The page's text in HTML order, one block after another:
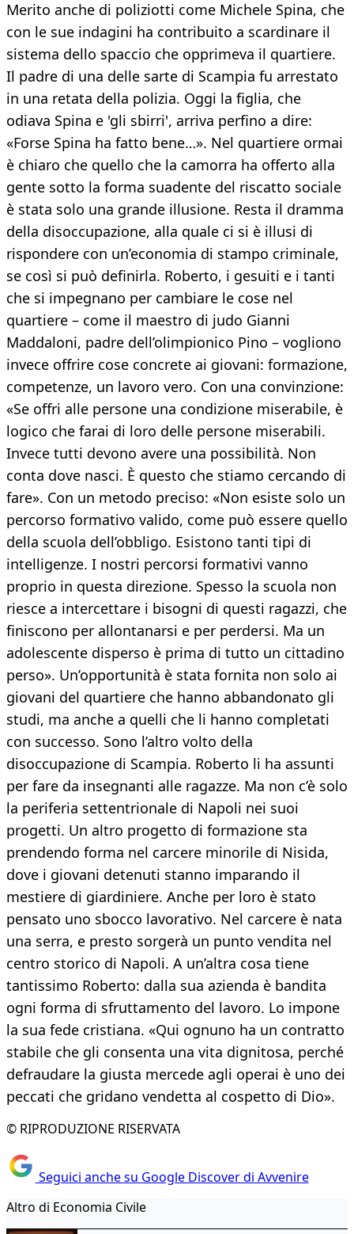
Merito anche di poliziotti come Michele Spina, che
con le sue indagini ha contribuito a scardinare il
sistema dello spaccio che opprimeva il quartiere.
Il padre di una delle sarte di Scampia fu arrestato
in una retata della polizia. Oggi la figlia, che
odiava Spina e 'gli sbirri', arriva perfino a dire:
«Forse Spina ha fatto bene…». Nel quartiere ormai
è chiaro che quello che la camorra ha offerto alla
gente sotto la forma suadente del riscatto sociale
è stata solo una grande illusione. Resta il dramma
della disoccupazione, alla quale ci si è illusi di
rispondere con un’economia di stampo criminale,
se così si può definirla. Roberto, i gesuiti e i tanti
che si impegnano per cambiare le cose nel
quartiere – come il maestro di judo Gianni
Maddaloni, padre dell’olimpionico Pino – vogliono
invece offrire cose concrete ai giovani: formazione,
competenze, un lavoro vero. Con una convinzione:
«Se offri alle persone una condizione miserabile, è
logico che farai di loro delle persone miserabili.
Invece tutti devono avere una possibilità. Non
conta dove nasci. È questo che stiamo cercando di
fare». Con un metodo preciso: «Non esiste solo un
percorso formativo valido, come può essere quello
della scuola dell’obbligo. Esistono tanti tipi di
intelligenze. I nostri percorsi formativi vanno
proprio in questa direzione. Spesso la scuola non
riesce a intercettare i bisogni di questi ragazzi, che
finiscono per allontanarsi e per perdersi. Ma un
adolescente disperso è prima di tutto un cittadino
perso». Un’opportunità è stata fornita non solo ai
giovani del quartiere che hanno abbandonato gli
studi, ma anche a quelli che li hanno completati
con successo. Sono l’altro volto della
disoccupazione di Scampia. Roberto li ha assunti
per fare da insegnanti alle ragazze. Ma non c’è solo
la periferia settentrionale di Napoli nei suoi
progetti. Un altro progetto di formazione sta
prendendo forma nel carcere minorile di Nisida,
dove i giovani detenuti stanno imparando il
mestiere di giardiniere. Anche per loro è stato
pensato uno sbocco lavorativo. Nel carcere è nata
una serra, e presto sorgerà un punto vendita nel
centro storico di Napoli. A un’altra cosa tiene
tantissimo Roberto: dalla sua azienda è bandita
ogni forma di sfruttamento del lavoro. Lo impone
la sua fede cristiana. «Qui ognuno ha un contratto
stabile che gli consenta una vita dignitosa, perché
defraudare la giusta mercede agli operai è uno dei
peccati che gridano vendetta al cospetto di Dio».
© RIPRODUZIONE RISERVATA
Seguici anche su Google Discover di Avvenire
Altro di Economia Civile